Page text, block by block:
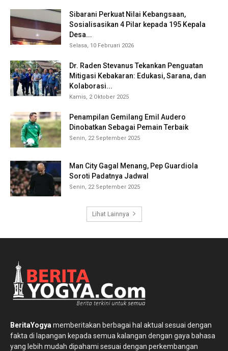
Sibarani Perkuat Nilai Kebangsaan,
Sosialisasikan 4 Pilar kepada 195 Kepala
Desa...
Selasa, 10 Februari 2026
Dr. Raden Stevanus Tekankan Penguatan
Mitigasi Kebakaran: Edukasi, Sarana, dan
Kolaborasi...
Kamis, 2 Oktober 2025
Penampilan Gemilang Emil Audero
Dinobatkan Sebagai Pemain Terbaik
Senin, 22 September 2025
Man City Gagal Menang, Pep Guardiola
Soroti Padatnya Jadwal
Senin, 22 September 2025
Lihat Lainnya
BeritaYogya memberitakan berbagai hal aktual sesuai dengan
fakta di lapangan kepada semua kalangan dengan gaya bahasa
yang lebih mudah dipahami sesuai dengan perkembangan